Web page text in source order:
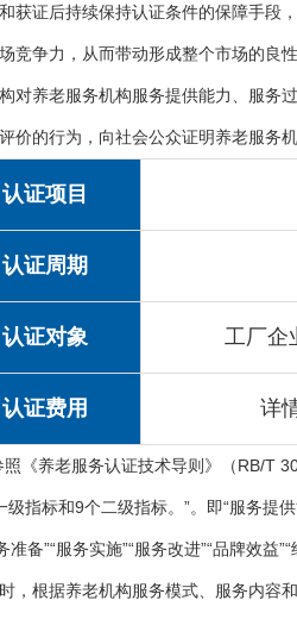
获证后持续保持认证条件的保障手段
竞争力，从而带动形成整个市场的良
对养老服务机构服务提供能力、服务
价的行为，向社会公众证明养老服务机
认证项目
认证周期
认证对象 工厂企
认证费用 详
照《养老服务认证技术导则》（RB/T
级指标和9个二级指标。”。即“服务提供
准备”“服务实施”“服务改进”“品牌效益”“
，根据养老机构服务模式、服务内容